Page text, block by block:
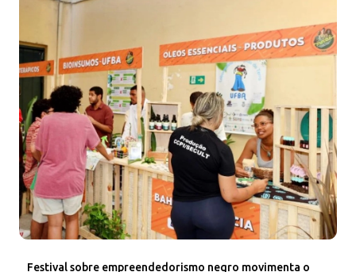
Festival sobre empreendedorismo negro movimenta o